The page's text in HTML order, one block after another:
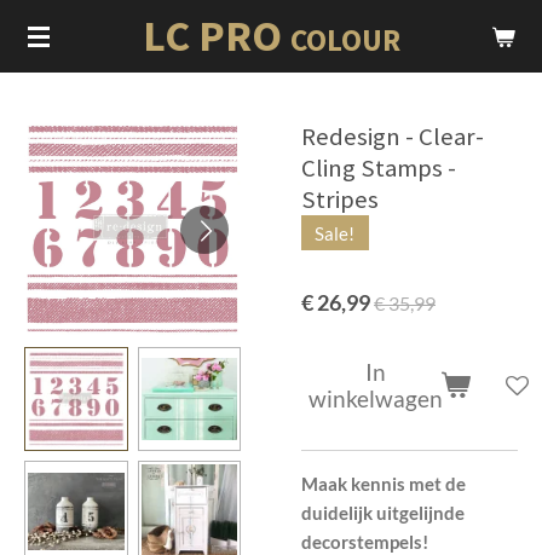
Ga
direct
hoofdinhoud
LC PRO COLOUR
Redesign - Clear-
Cling Stamps -
Stripes
Sale!
€ 26,99€ 35,99
In
winkelwagen
Maak kennis met de
duidelijk uitgelijnde
decorstempels!